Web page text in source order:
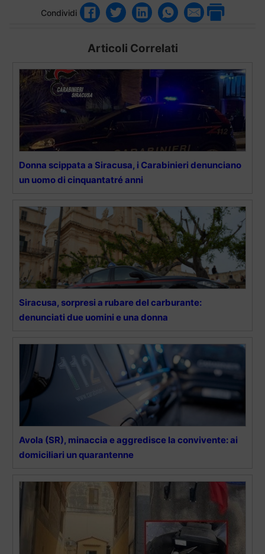
Condividi
Articoli Correlati
Donna scippata a Siracusa, i Carabinieri denunciano
un uomo di cinquantatré anni
Siracusa, sorpresi a rubare del carburante:
denunciati due uomini e una donna
Avola (SR), minaccia e aggredisce la convivente: ai
domiciliari un quarantenne